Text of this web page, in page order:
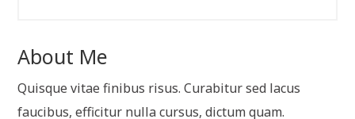
About Me
Quisque vitae finibus risus. Curabitur sed lacus
faucibus, efficitur nulla cursus, dictum quam.